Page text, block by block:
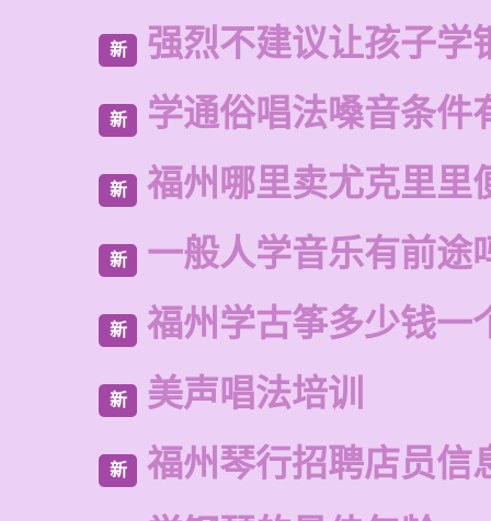
新 强烈不建议让孩子学
新 学通俗唱法嗓音条件
新 福州哪里卖尤克里里
新 一般人学音乐有前途
新 福州学古筝多少钱一
新 美声唱法培训
新
福州琴行招聘店员信